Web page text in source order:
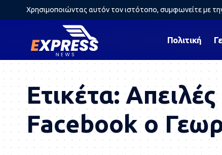
Χρησιμοποιώντας αυτόν τον ιστότοπο, συμφωνείτε με
Πολιτική
Ετικέτα:
Facebook ο